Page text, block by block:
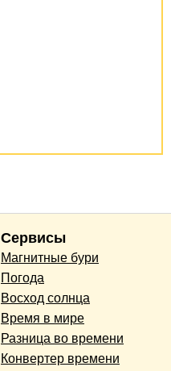
Сервисы
Магнитные бури
Погода
Восход солнца
Время в мире
Разница во времени
Конвертер времени